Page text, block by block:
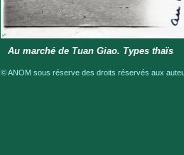
Au marché de Tuan Giao. Types thaïs
© ANOM sous réserve des droits réservés aux